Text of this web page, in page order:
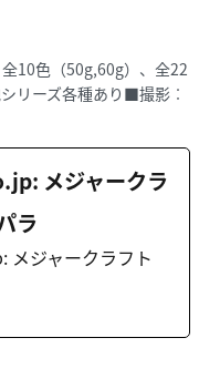
10色（50g,60g）、全22
リーズ各種あり■撮影︰
メジャークラ
ラ
メジャークラフト